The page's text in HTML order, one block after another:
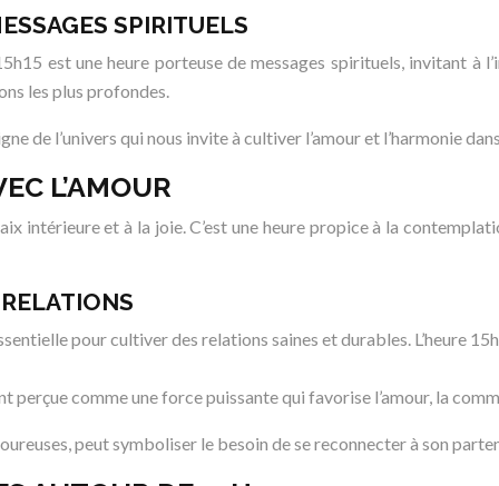
SPIRITUELS
est une heure porteuse de messages spirituels, invitant à
les plus profondes.
de l’univers qui nous invite à cultiver l’amour et l’harmonie
L’AMOUR
intérieure et à la joie. C’est une heure propice à la
pour cultiver des relations saines et durables. L’heure
perçue comme une force puissante qui favorise l’amour, la
peut symboliser le besoin de se reconnecter à son